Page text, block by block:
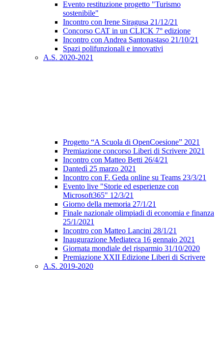
Evento restituzione progetto "Turismo
sostenibile"
Incontro con Irene Siragusa 21/12/21
Concorso CAT in un CLICK 7° edizione
Incontro con Andrea Santonastaso 21/10/21
Spazi polifunzionali e innovativi
A.S. 2020-2021
Progetto “A Scuola di OpenCoesione” 2021
Premiazione concorso Liberi di Scrivere 2021
Incontro con Matteo Betti 26/4/21
Dantedì 25 marzo 2021
Incontro con F. Geda online su Teams 23/3/21
Evento live "Storie ed esperienze con
Microsoft365" 12/3/21
Giorno della memoria 27/1/21
Finale nazionale olimpiadi di economia e finanza
25/1/2021
Incontro con Matteo Lancini 28/1/21
Inaugurazione Mediateca 16 gennaio 2021
Giornata mondiale del risparmio 31/10/2020
Premiazione XXII Edizione Liberi di Scrivere
A.S. 2019-2020